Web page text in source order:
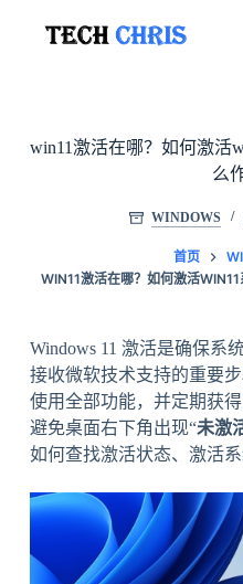
win11激活在哪？如何激活
么
WINDOWS
首页
WIN11激活在哪？如何激活
Windows 11 激活是确保系
接收微软技术支持的重要
使用全部功能，并定期获
避免桌面右下角出现“未激
如何查找激活状态、激活